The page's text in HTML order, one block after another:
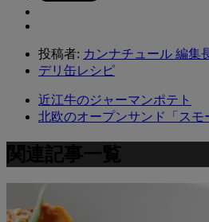
投稿者: カンナチュール 編集
デリ缶レシピ
近江牛のジャーマンポテト
北欧のオープンサンド「スモ
関連記事一覧